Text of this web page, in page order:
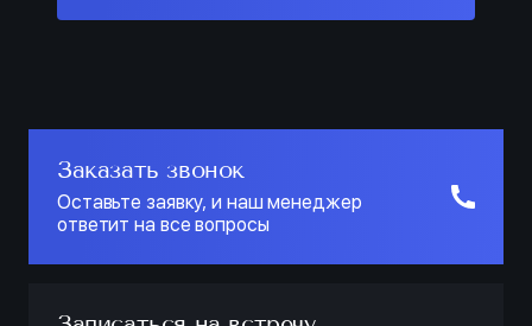
Заказать звонок
Оставьте заявку, и наш менеджер
ответит на все вопросы